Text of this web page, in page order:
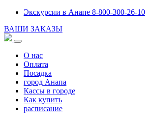
Экскурсии в Анапе 8-800-300-26-10
ВАШИ ЗАКАЗЫ
О нас
Оплата
Посадка
город Анапа
Кассы в городе
Как купить
расписание